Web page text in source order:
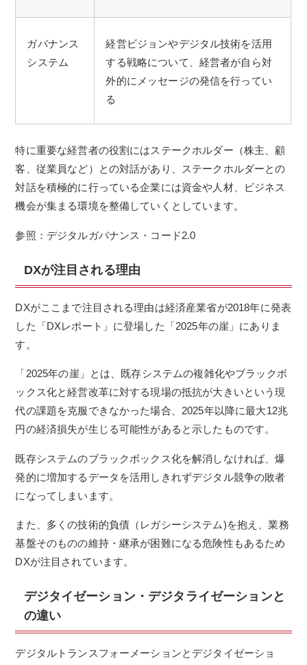
ガバナンス
システム
経営ビジョンやデジタル技術を活用
する戦略について、経営者が自ら対
外的にメッセージの発信を行ってい
る
特に重要な経営者の役割にはステークホルダー（株主、顧
客、従業員など）との対話があり、ステークホルダーとの
対話を積極的に行っている企業には資金や人材、ビジネス
機会が集まる環境を整備していくとしています。
参照：デジタルガバナンス・コード2.0
DXが注目される理由
DXがここまで注目される理由は経済産業省が2018年に発表
した「DXレポート」に登場した「2025年の崖」にありま
す。
「2025年の崖」とは、既存システムの複雑化やブラックボ
ックス化と経営改革に対する現場の抵抗が大きいという現
代の課題を克服できなかった場合、2025年以降に最大12兆
円の経済損失が生じる可能性があると示したものです。
既存システムのブラックボックス化を解消しなければ、爆
発的に増加するデータを活用しきれずデジタル競争の敗者
になってしまいます。
また、多くの技術的負債（レガシーシステム)を抱え、業務
基盤そのものの維持・継承が困難になる危険性もあるため
DXが注目されています。
デジタイゼーション・デジタライゼーションと
の違い
デジタルトランスフォーメーションとデジタイゼーショ